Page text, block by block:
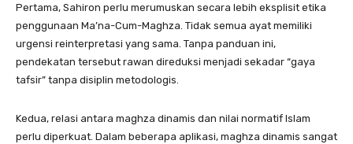
Pertama, Sahiron perlu merumuskan secara lebih eksplisit etika
penggunaan Ma’na-Cum-Maghza. Tidak semua ayat memiliki
urgensi reinterpretasi yang sama. Tanpa panduan ini,
pendekatan tersebut rawan direduksi menjadi sekadar “gaya
tafsir” tanpa disiplin metodologis.
Kedua, relasi antara maghza dinamis dan nilai normatif Islam
perlu diperkuat. Dalam beberapa aplikasi, maghza dinamis sangat